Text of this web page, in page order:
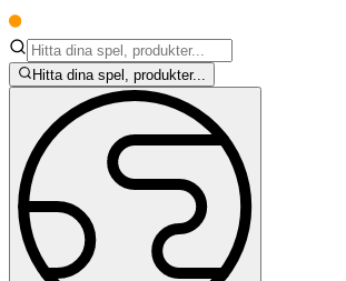
Hitta dina spel, produkter...